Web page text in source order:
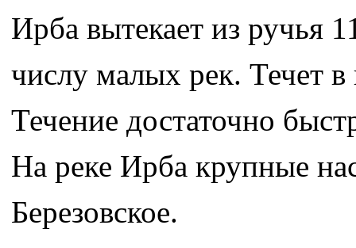
Ирба вытекает из ручья
числу малых рек. Течет
Течение достаточно
На реке Ирба крупные
Березовское.